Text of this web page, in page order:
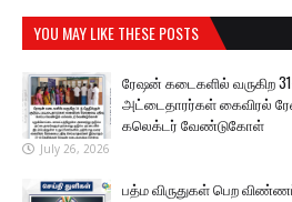
YOU MAY LIKE THESE POSTS
ரேஷன் கடைகளில் வருகிற
அட்டைதாரர்கள் கைவிரல்
கலெக்டர் வேண்டுகோள்
July 26, 2026
பத்ம விருதுகள் பெற